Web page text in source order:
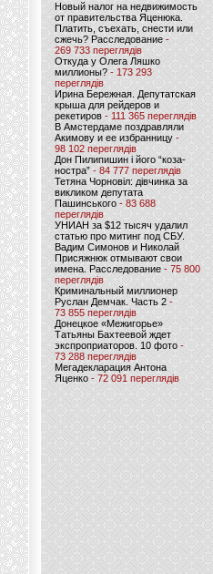
Новый налог на недвижимость
от правительства Яценюка.
Платить, съехать, снести или
сжечь? Расследование-
269 733 переглядів
Откуда у Олега Ляшко
миллионы? - 173 293
переглядів
Ирина Бережная. Депутатская
крыша для рейдеров и
рекетиров - 111 365 переглядів
В Амстердаме поздравляли
Акимову и ее избранницу -
98 102 переглядів
Дон Пилипишин і його “коза-
ностра” - 84 777 переглядів
Тетяна Чорновіл: дівчинка за
викликом депутата
Пашинського- 83 688
переглядів
УНИАН за $12 тысяч удалил
статью про митинг под СБУ.
Вадим Симонов и Николай
Присяжнюк отмывают свои
имена. Расследование - 75 800
переглядів
Криминальный миллионер
Руслан Демчак. Часть 2-
73 855 переглядів
Донецкое «Межигорье»
Татьяны Бахтеевой ждет
экспроприаторов. 10 фото -
73 288 переглядів
Мегадекларация Антона
Яценко - 72 091 переглядів